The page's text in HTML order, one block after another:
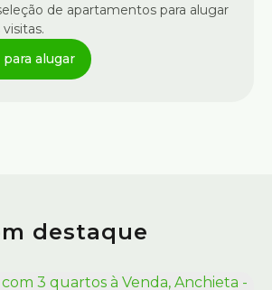
de apartamentos para alugar
destaque